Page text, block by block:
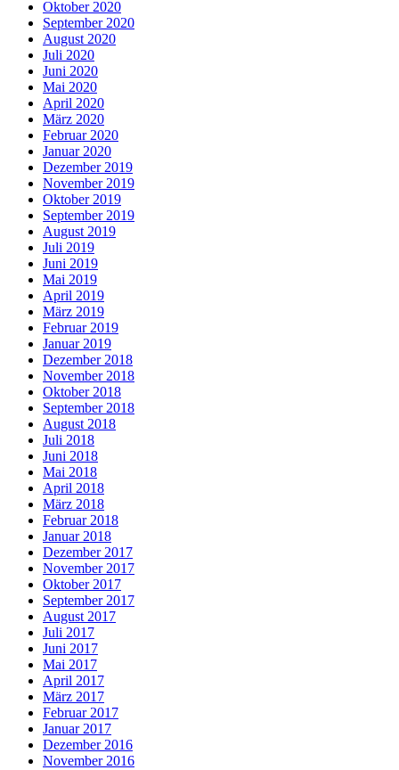
Oktober 2020
September 2020
August 2020
Juli 2020
Juni 2020
Mai 2020
April 2020
März 2020
Februar 2020
Januar 2020
Dezember 2019
November 2019
Oktober 2019
September 2019
August 2019
Juli 2019
Juni 2019
Mai 2019
April 2019
März 2019
Februar 2019
Januar 2019
Dezember 2018
November 2018
Oktober 2018
September 2018
August 2018
Juli 2018
Juni 2018
Mai 2018
April 2018
März 2018
Februar 2018
Januar 2018
Dezember 2017
November 2017
Oktober 2017
September 2017
August 2017
Juli 2017
Juni 2017
Mai 2017
April 2017
März 2017
Februar 2017
Januar 2017
Dezember 2016
November 2016